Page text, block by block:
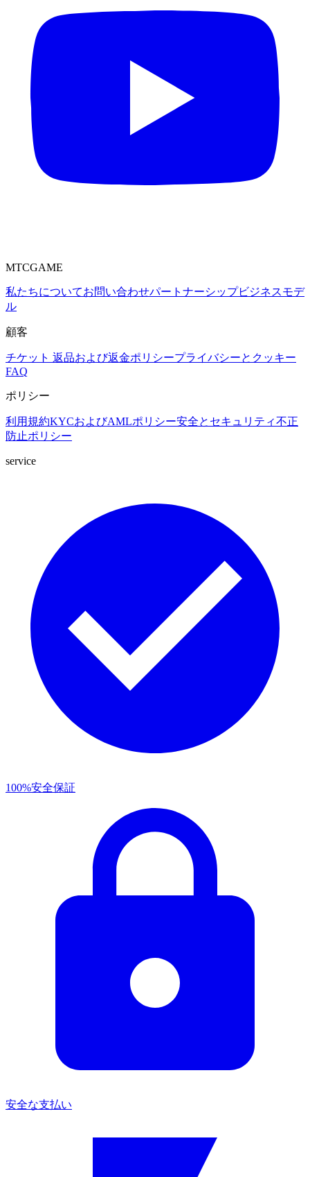
MTCGAME
私たちについてお問い合わせパートナーシップビジネスモデ
ル
顧客
チケット 返品および返金ポリシープライバシーとクッキー
FAQ
ポリシー
利用規約KYCおよびAMLポリシー安全とセキュリティ不正
防止ポリシー
service
100%安全保証
安全な支払い